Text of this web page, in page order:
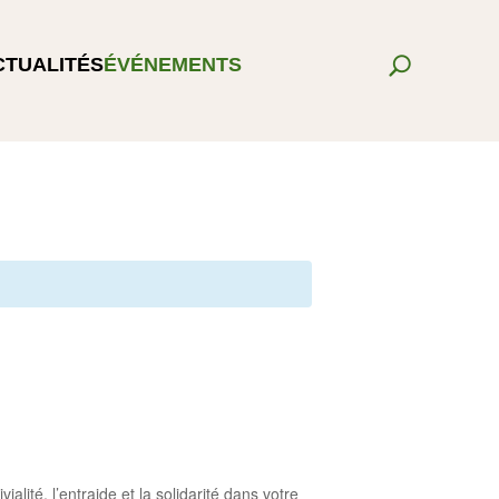
ÉVÉNEMENTS
l’entraide et la solidarité dans votre